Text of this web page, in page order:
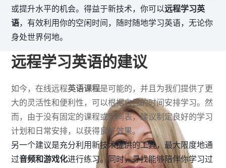
或提升水平的机会。得益于新技术，你可以远程学习英
语，有效利用你的空闲时间，随时随地学习英语，无论你
身处世界何地。
远程学习英语的建议
如今，在线远程英语课程是可能的，并且为我们提供了更
大的灵活性和便利性，可以根据自己的时间安排学习。然
而，由于没有固定的课程或时间表，建议制定良好的学习
计划和日常安排，以获得良好效果。
另一个建议是充分利用新技术提供的工具，最大限度地通
过音频和游戏化进行练习。同时，寻找能够陪伴你学习过